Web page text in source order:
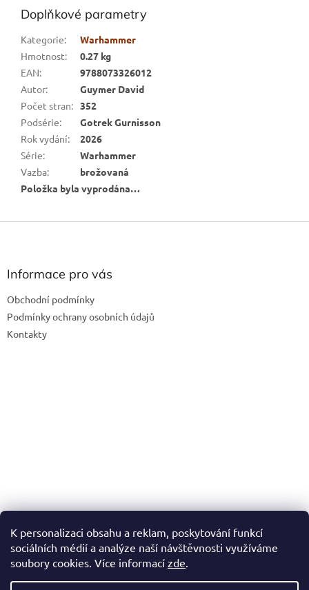
K personalizaci obsahu a reklam, poskytování funkcí
sociálních médií a analýze naší návštěvnosti využíváme
soubory cookies. Více informací zde.
Doplňkové parametry
Kategorie:
Warhammer
Hmotnost:
0.27 kg
EAN:
9788073326012
Autor:
Guymer David
Počet stran: 352
Podsérie:
Gotrek Gurnisson
Rok vydání:
2026
Série:
Warhammer
Vazba:
brožovaná
Položka byla vyprodána…
Z
Informace pro vás
Obchodní podmínky
Podmínky ochrany osobních údajů
Kontakty